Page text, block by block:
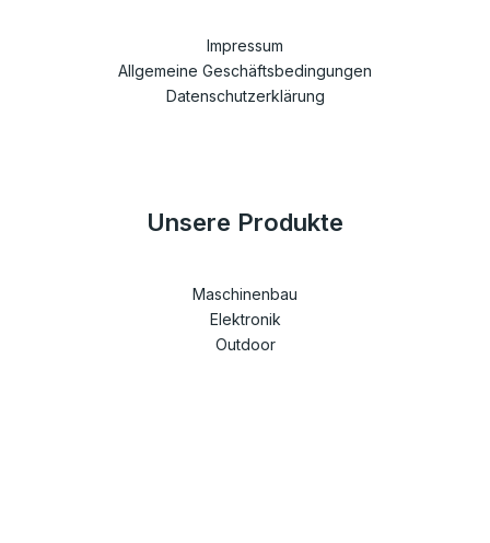
Impressum
Allgemeine Geschäftsbedingungen
Datenschutzerklärung
Unsere Produkte
Maschinenbau
Elektronik
Outdoor